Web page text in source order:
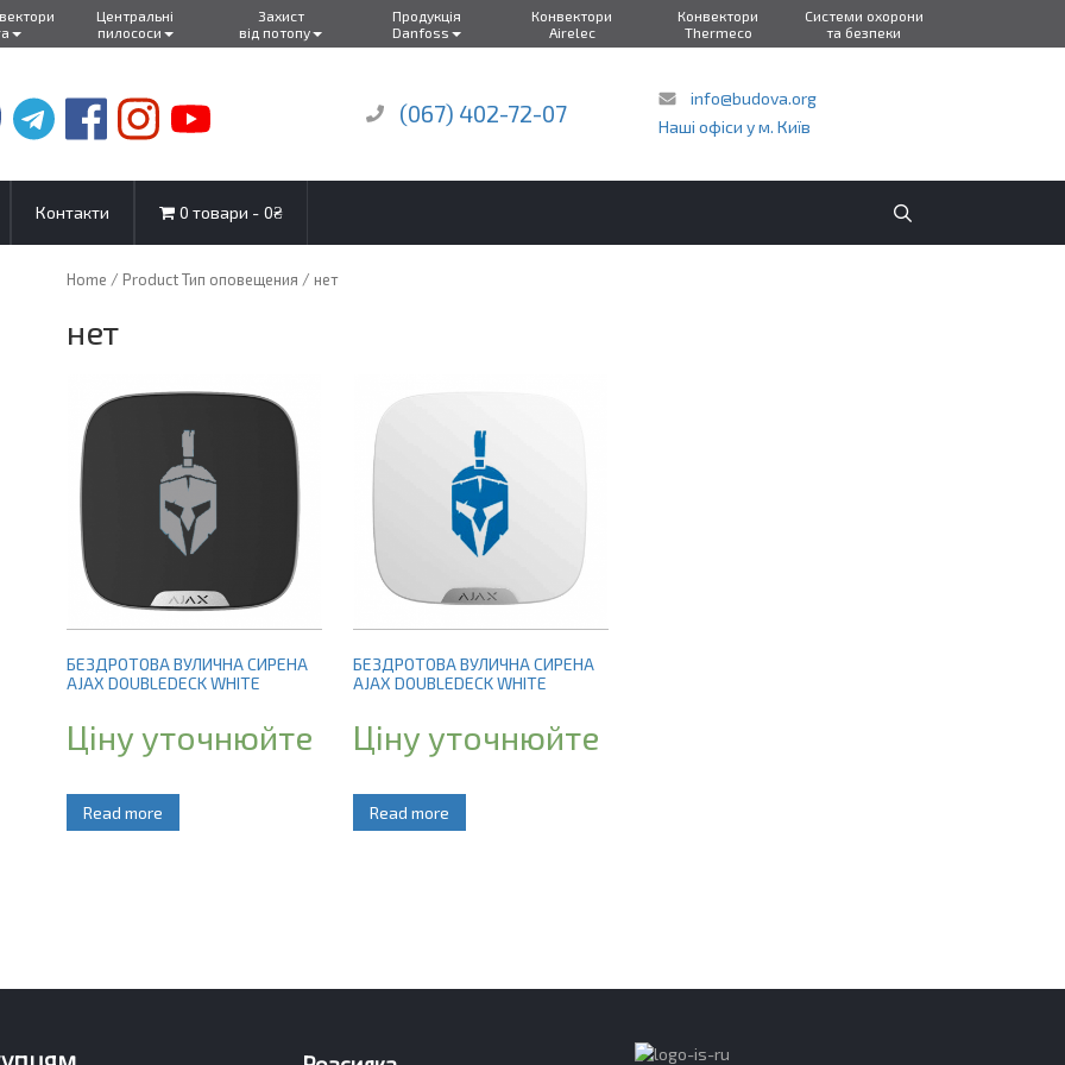
(067) 402-72-07
info@budova.org
Наші офіси у м. Київ
Контакти 0 товари 0₴
Home / Product Тип оповещения / нет
нет
БЕЗДРОТОВА ВУЛИЧНА СИРЕНА
AJAX DOUBLEDECK WHITE
Ціну уточнюйте
Read more
БЕЗДРОТОВА ВУЛИЧНА СИРЕНА
AJAX DOUBLEDECK WHITE
Ціну уточнюйте
Read more
Центральні
пилососи
Захист
від потопу
Продукція
Danfoss
Конвектори
Airelec
Конвектори
Thermeco
Системи охорони
та безпеки